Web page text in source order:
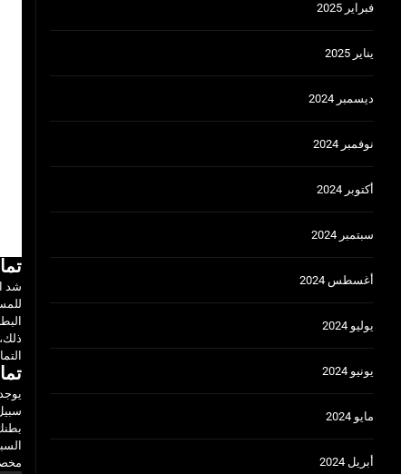
شد
فبراير 2025
يناير 2025
ديسمبر 2024
نوفمبر 2024
أكتوبر 2024
سبتمبر 2024
أغسطس 2024
يوليو 2024
يونيو 2024
مايو 2024
أبريل 2024